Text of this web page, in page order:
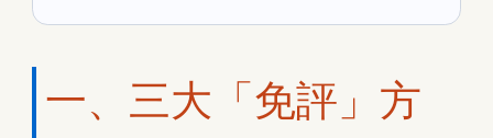
一、三大「免評」方